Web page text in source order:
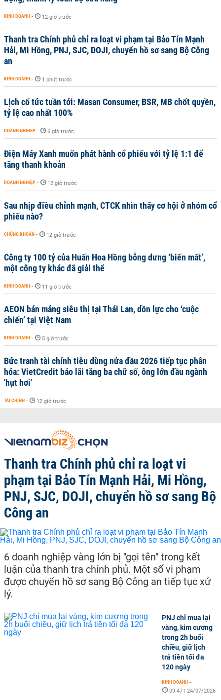
KINH DOANH - 12 giờ trước
Thanh tra Chính phủ chỉ ra loạt vi phạm tại Bảo Tín Mạnh
Hải, Mi Hồng, PNJ, SJC, DOJI, chuyển hồ sơ sang Bộ Công
an
KINH DOANH - 1 phút trước
Lịch cổ tức tuần tới: Masan Consumer, BSR, MB chốt quyền,
tỷ lệ cao nhất 100%
DOANH NGHIỆP - 6 giờ trước
Điện Máy Xanh muốn phát hành cổ phiếu với tỷ lệ 1:1 để
tăng thanh khoản
DOANH NGHIỆP - 12 giờ trước
Sau nhịp điều chỉnh mạnh, CTCK nhìn thấy cơ hội ở nhóm cổ
phiếu nào?
CHỨNG KHOÁN - 12 giờ trước
Công ty 100 tỷ của Huấn Hoa Hồng bỗng dưng ‘biến mất’,
một công ty khác đã giải thể
KINH DOANH - 11 giờ trước
AEON bán mảng siêu thị tại Thái Lan, dồn lực cho ‘cuộc
chiến’ tại Việt Nam
KINH DOANH - 5 giờ trước
Bức tranh tài chính tiêu dùng nửa đầu 2026 tiếp tục phân
hóa: VietCredit báo lãi tăng ba chữ số, ông lớn đầu ngành
'hụt hơi'
TÀI CHÍNH - 12 giờ trước
Thanh tra Chính phủ chỉ ra loạt vi
phạm tại Bảo Tín Mạnh Hải, Mi Hồng,
PNJ, SJC, DOJI, chuyển hồ sơ sang Bộ
Công an
6 doanh nghiệp vàng lớn bị "gọi tên" trong kết
luận của thanh tra chính phủ. Một số vi phạm
được chuyển hồ sơ sang Bộ Công an tiếp tục xử
lý.
PNJ chỉ mua lại
vàng, kim cương
trong 2h buổi
chiều, giữ lịch
trả tiền tối đa
120 ngày
KINH DOANH -
09:47 | 24/07/2026